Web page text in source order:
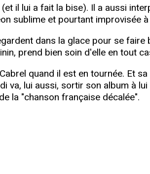
il lui a fait la bise). Il a aussi
sublime et pourtant improvisée
dans la glace pour se faire
prend bien soin d'elle en tout
quand il est en tournée. Et
va, lui aussi, sortir son album à
la "chanson française décalée".